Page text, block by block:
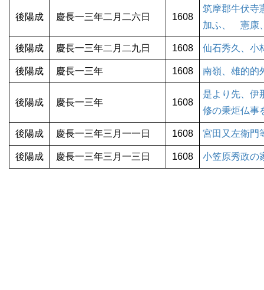
後陽成 慶長一三年二月二六日 1608
筑摩郡牛伏寺
加ふ、 憲康
後陽成 慶長一三年二月二九日 1608 仙石秀久、小
後陽成 慶長一三年 1608 南嶺、雄的的
後陽成 慶長一三年 1608
是より先、伊
修の秉炬仏事
後陽成 慶長一三年三月一一日 1608 宮田又左衛門
後陽成 慶長一三年三月一三日 1608 小笠原秀政の